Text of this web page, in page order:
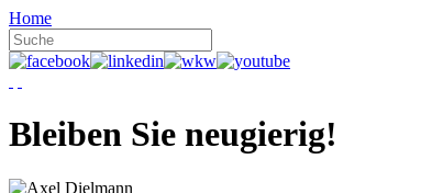
Home
Bleiben Sie neugierig!